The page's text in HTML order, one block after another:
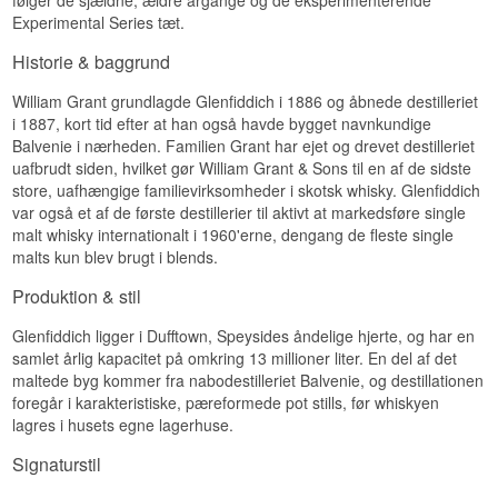
Eftersmagen er lang og tør, med et sidste glimt af
Specifikationer
Navn: Glenfiddich 30 År Speyside Single Malt
Scotch Whisky
Destilleri:Glenfiddich
Region/Land: Speyside, Skotland
Type: Single Malt Scotch Whisky
Alder: 30 år
ABV: 40%
Størrelse: 70 CL
Edition: Blue Label, udgået udgave før 2007-
redesignet
EAN nr.: 5010327395258
Smagsprofil
Rund og sødmefuld med karamelliserede
nødder, rosin og en let syrlig frugtighed.
Middellang og varm, med en sidste antydning af
tørret frugt.
Specifikationer
Navn: Glenfiddich 19 år Age of Discovery
Madeira Cask Single Speyside Malt Scotch
Whisky
Destilleri:
ABV: 40%
Størrelse: 70 CL
Fadtype: Ex-bourbonfade eftermodnet på
Madeira-fade
Edition: Age of Discovery – Madeira Cask
EAN nr.: 5010327315669
Experimental Series tæt.
Historie & baggrund
William Grant grundlagde Glenfiddich i 1886 og åbnede destilleriet
i 1887, kort tid efter at han også havde bygget navnkundige
Balvenie i nærheden. Familien Grant har ejet og drevet destilleriet
uafbrudt siden, hvilket gør William Grant & Sons til en af de sidste
store, uafhængige familievirksomheder i skotsk whisky. Glenfiddich
var også et af de første destillerier til aktivt at markedsføre single
malt whisky internationalt i 1960'erne, dengang de fleste single
malts kun blev brugt i blends.
Produktion & stil
Glenfiddich ligger i Dufftown, Speysides åndelige hjerte, og har en
samlet årlig kapacitet på omkring 13 millioner liter. En del af det
maltede byg kommer fra nabodestilleriet Balvenie, og destillationen
foregår i karakteristiske, pæreformede pot stills, før whiskyen
lagres i husets egne lagerhuse.
Signaturstil